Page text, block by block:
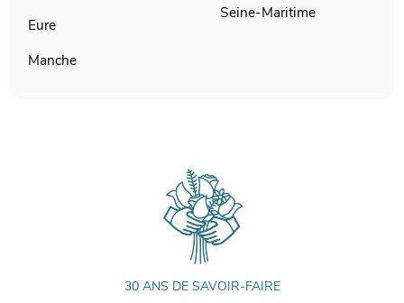
Eure
Manche
Seine-Maritime
30 ANS DE SAVOIR-FAIRE